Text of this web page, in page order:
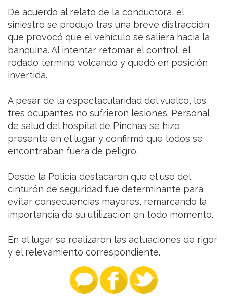
De acuerdo al relato de la conductora, el
siniestro se produjo tras una breve distracción
que provocó que el vehículo se saliera hacia la
banquina. Al intentar retomar el control, el
rodado terminó volcando y quedó en posición
invertida.
A pesar de la espectacularidad del vuelco, los
tres ocupantes no sufrieron lesiones. Personal
de salud del hospital de Pinchas se hizo
presente en el lugar y confirmó que todos se
encontraban fuera de peligro.
Desde la Policía destacaron que el uso del
cinturón de seguridad fue determinante para
evitar consecuencias mayores, remarcando la
importancia de su utilización en todo momento.
En el lugar se realizaron las actuaciones de rigor
y el relevamiento correspondiente.